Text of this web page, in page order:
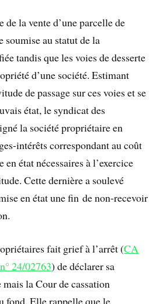
de la vente d’une parcelle de
soumise au statut de la
tandis que les voies de desserte
d’une société. Estimant
de passage sur ces voies et se
état, le syndicat des
la société propriétaire en
intérêts correspondant au coût
en état nécessaires à l’exercice
Cette dernière a soulevé
en état une fin de non-recevoir
fait grief à l’arrêt (CA
24/02763) de déclarer sa
la Cour de cassation
fond. Elle rappelle que le